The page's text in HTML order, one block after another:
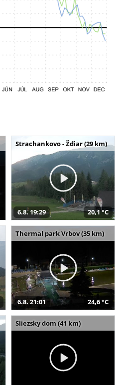
Strachankovo - Ždiar (29 km)
6.8. 19:29 20,1 °C
Thermal park Vrbov (35 km)
6.8. 21:01 24,6 °C
Sliezsky dom (41 km)